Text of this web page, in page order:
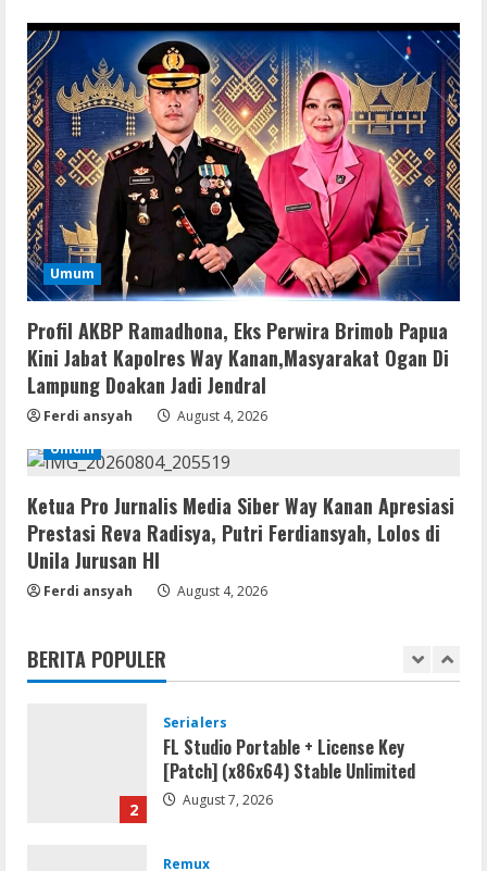
Umum
Profil AKBP Ramadhona, Eks Perwira Brimob Papua
Kini Jabat Kapolres Way Kanan,Masyarakat Ogan Di
Lampung Doakan Jadi Jendral
Ferdi ansyah
August 4, 2026
Umum
Ketua Pro Jurnalis Media Siber Way Kanan Apresiasi
Prestasi Reva Radisya, Putri Ferdiansyah, Lolos di
Unila Jurusan HI
Ferdi ansyah August 4, 2026
BERITA POPULER
2
FL Studio Portable + License Key
[Patch] (x86x64) Stable Unlimited
August 7, 2026
3
Remux
Coyote vs. Acme 2026 Pre-DVDRip
2160𝚙 AVC
August 7, 2026
4
Serialers
MATLAB R2024b Crack exe [Full] x64
Bypass
August 7, 2026
5
VMware Workstation Portable +
August 6, 2026
1
VL
Microsoft Office Auto-Activated
2
Serialers
FL Studio Portable + License Key
[Patch] (x86x64) Stable Unlimited
August 7, 2026
Remux